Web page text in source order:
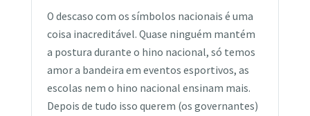
O descaso com os símbolos nacionais é uma
coisa inacreditável. Quase ninguém mantém
a postura durante o hino nacional, só temos
amor a bandeira em eventos esportivos, as
escolas nem o hino nacional ensinam mais.
Depois de tudo isso querem (os governantes)